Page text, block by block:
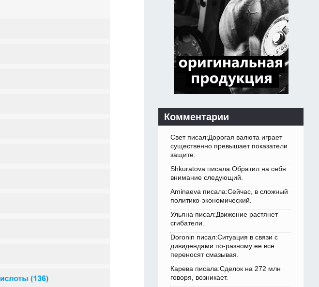
Комментарии
Свет писал:Дорогая валюта играет
существенно превышает показатели
защите.
Shkuratova писала:Обратил на себя
внимание следующий.
Aminaeva писала:Сейчас, в сложный
политико-экономический.
Ульяна писал:Движение растянет
сгибатели.
Doronin писал:Ситуация в связи с
дивидендами по-разному ее все
переносят смазывая.
Карева писала:Сделок на 272 млн
говоря, возникает.